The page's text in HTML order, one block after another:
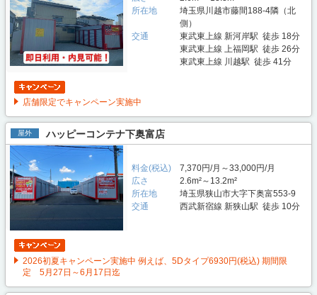
所在地
埼玉県川越市藤間188-4隣（北
側）
交通
東武東上線 新河岸駅 徒歩 18分
東武東上線 上福岡駅 徒歩 26分
東武東上線 川越駅 徒歩 41分
店舗限定でキャンペーン実施中
屋外 ハッピーコンテナ下奥富店
料金(税込)
7,370円/月～33,000円/月
広さ
2.6m²～13.2m²
所在地
埼玉県狭山市大字下奥富553-9
交通
西武新宿線 新狭山駅 徒歩 10分
2026初夏キャンペーン実施中 例えば、5Dタイプ6930円(税込) 期間限
定 5月27日～6月17日迄